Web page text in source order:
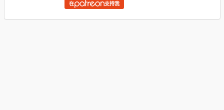
在 支持我